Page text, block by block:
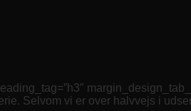
Selvom vi er over halvvejs i